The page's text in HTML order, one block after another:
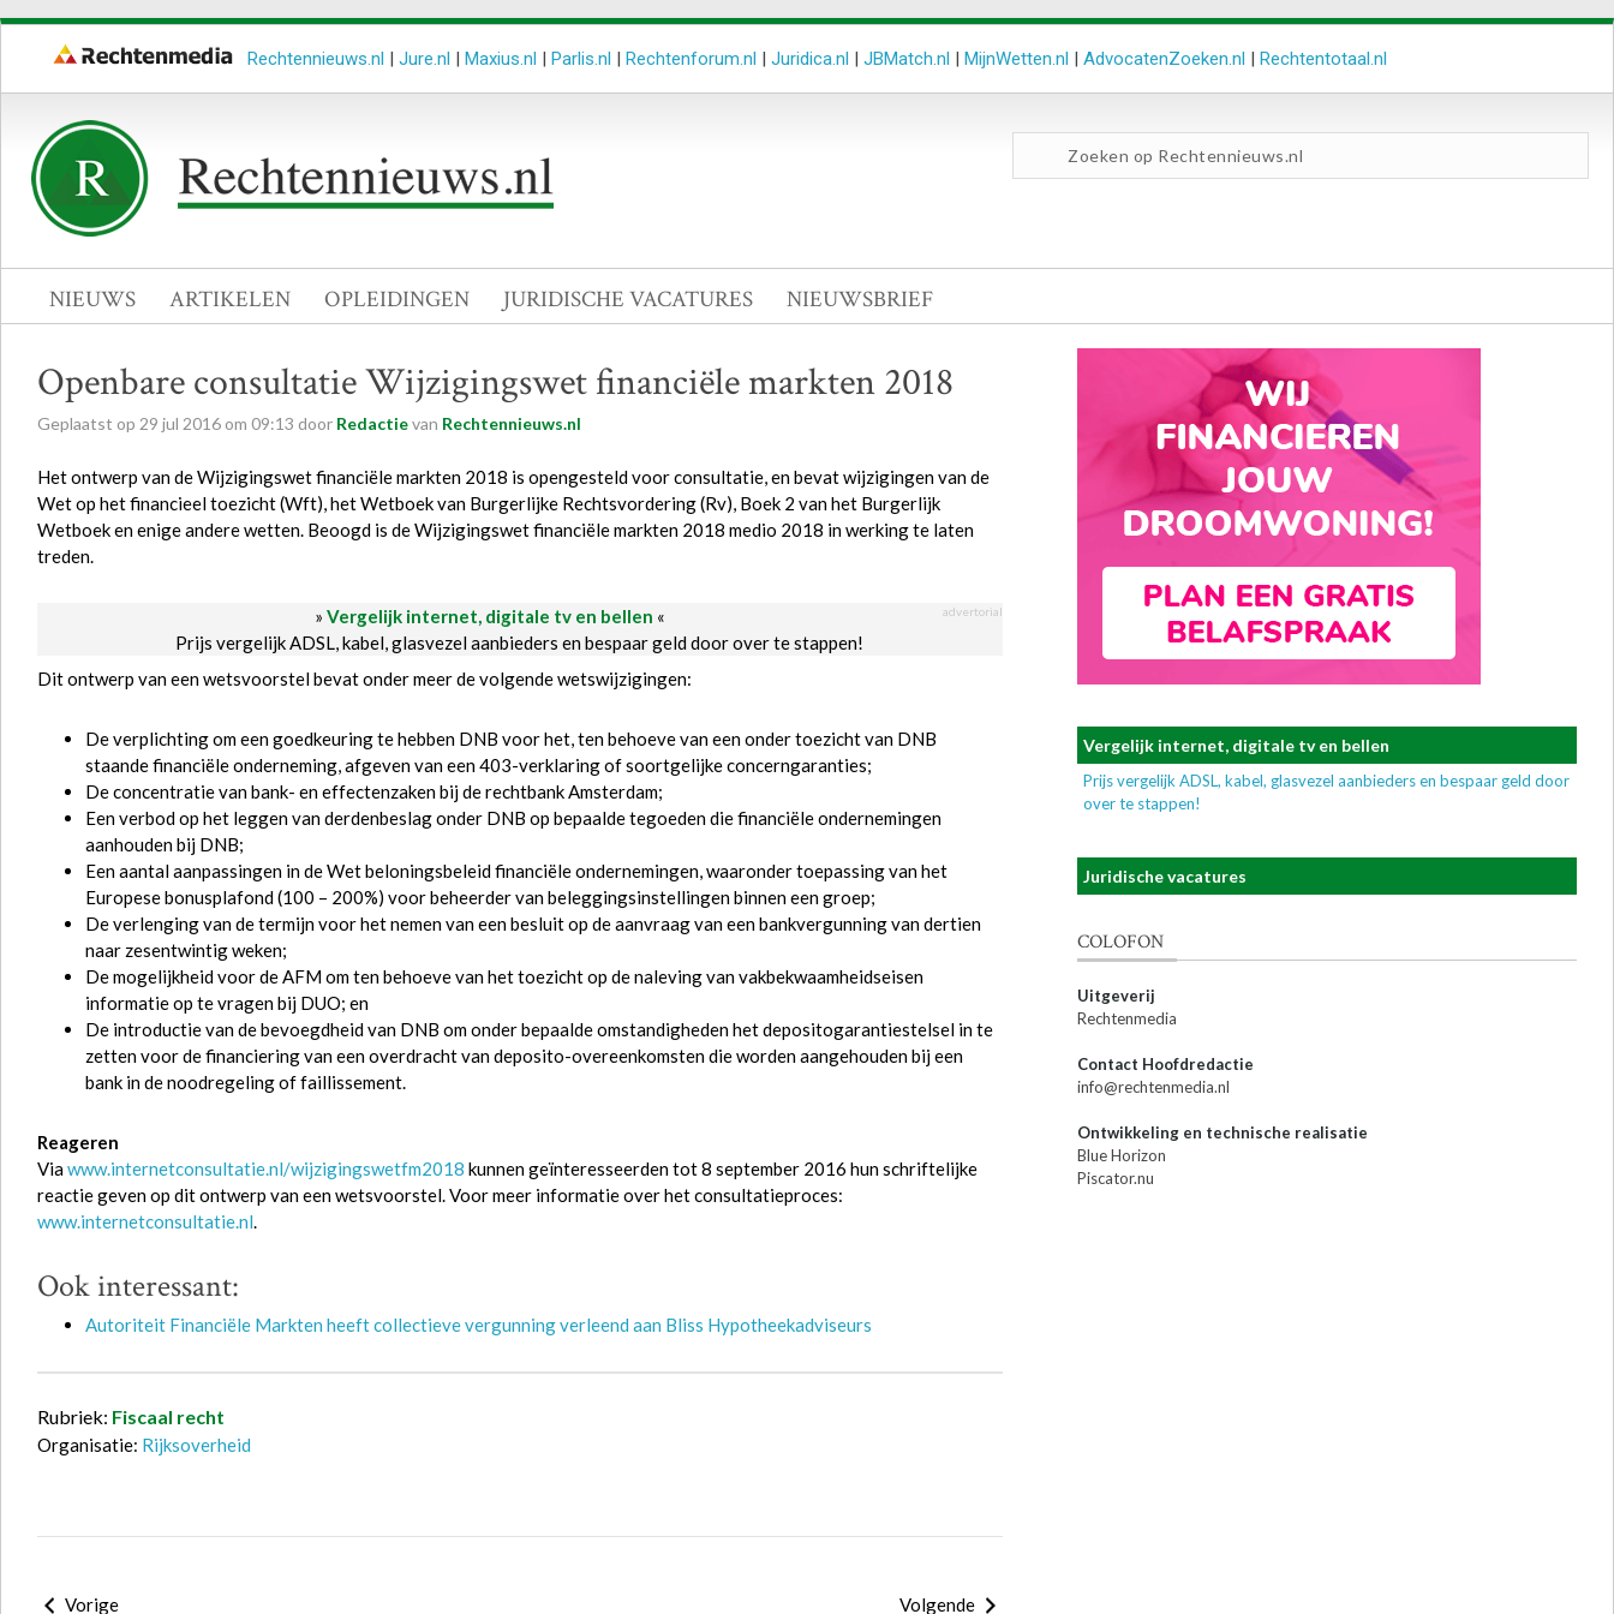
Rechtennieuws.nl | Jure.nl | Maxius.nl | Parlis.nl | Rechtenforum.nl | Juridica.nl | JBMatch.nl | MijnWetten.nl | AdvocatenZoeken.nl | Rechtentotaal.nl
NIEUWS ARTIKELEN OPLEIDINGEN JURIDISCHE VACATURES NIEUWSBRIEF
Openbare consultatie Wijzigingswet financiële markten 2018
Geplaatst op 29 jul 2016 om 09:13 door Redactievan Rechtennieuws.nl
Het ontwerp van de Wijzigingswet financiële markten 2018 is opengesteld voor consultatie, en bevat wijzigingen van de
Wet op het financieel toezicht (Wft), het Wetboek van Burgerlijke Rechtsvordering (Rv), Boek 2 van het Burgerlijk
Wetboek en enige andere wetten. Beoogd is de Wijzigingswet financiële markten 2018 medio 2018 in werking te laten
treden.
» Vergelijk internet, digitale tv en bellen « advertorial
Prijs vergelijk ADSL, kabel, glasvezel aanbieders en bespaar geld door over te stappen!
Dit ontwerp van een wetsvoorstel bevat onder meer de volgende wetswijzigingen:
De verplichting om een goedkeuring te hebben DNB voor het, ten behoeve van een onder toezicht van DNB
staande financiële onderneming, afgeven van een 403-verklaring of soortgelijke concerngaranties;
De concentratie van bank- en effectenzaken bij de rechtbank Amsterdam;
Een verbod op het leggen van derdenbeslag onder DNB op bepaalde tegoeden die financiële ondernemingen
aanhouden bij DNB;
Een aantal aanpassingen in de Wet beloningsbeleid financiële ondernemingen, waaronder toepassing van het
Europese bonusplafond (100 – 200%) voor beheerder van beleggingsinstellingen binnen een groep;
De verlenging van de termijn voor het nemen van een besluit op de aanvraag van een bankvergunning van dertien
naar zesentwintig weken;
De mogelijkheid voor de AFM om ten behoeve van het toezicht op de naleving van vakbekwaamheidseisen
informatie op te vragen bij DUO; en
De introductie van de bevoegdheid van DNB om onder bepaalde omstandigheden het depositogarantiestelsel in te
zetten voor de financiering van een overdracht van deposito-overeenkomsten die worden aangehouden bij een
bank in de noodregeling of faillissement.
Reageren
Viawww.internetconsultatie.nl/wijzigingswetfm2018 kunnen geïnteresseerden tot 8 september 2016 hun schriftelijke
reactie geven op dit ontwerp van een wetsvoorstel. Voor meer informatie over het consultatieproces:
www.internetconsultatie.nl.
Ook interessant:
Autoriteit Financiële Markten heeft collectieve vergunning verleend aan Bliss Hypotheekadviseurs
Rubriek: Fiscaal recht
Organisatie: Rijksoverheid
Vorige Volgende
Vergelijk internet, digitale tv en bellen
Prijs vergelijk ADSL, kabel, glasvezel aanbieders en bespaar geld door
over te stappen!
Juridische vacatures
COLOFON
Uitgeverij
Rechtenmedia
Contact Hoofdredactie
info@rechtenmedia.nl
Ontwikkeling en technische realisatie
Blue Horizon
Piscator.nu